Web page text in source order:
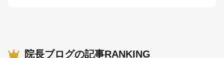
院長ブログの記事RANKING